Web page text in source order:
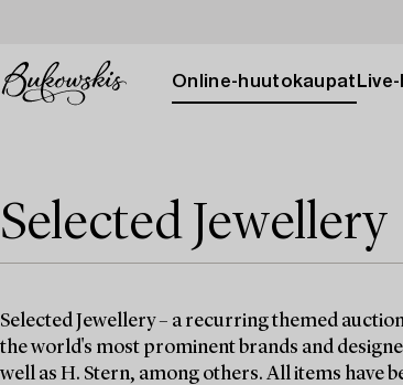
Online-huutokaupat
Selected Jewellery
Selected Jewellery – a recurring themed
the world's most prominent brands and
well as H. Stern, among others. All items have